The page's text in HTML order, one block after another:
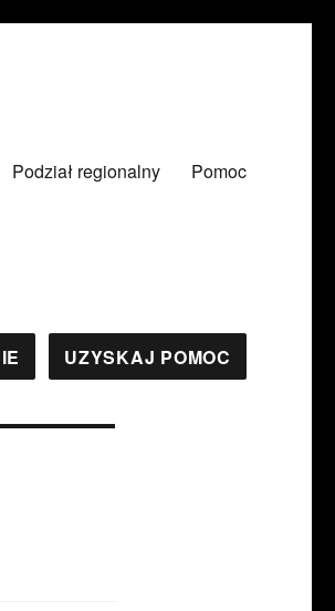
Podział regionalny Pomoc
UZYSKAJ POMOC